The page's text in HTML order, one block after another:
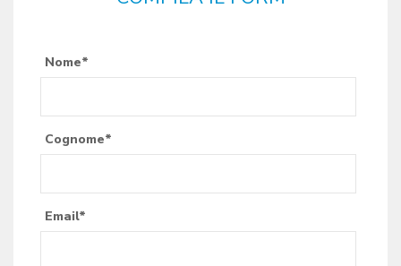
Nome*
Cognome*
Email*